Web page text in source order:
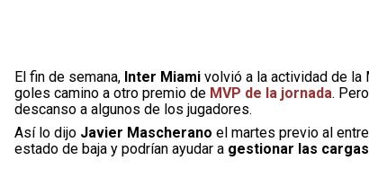
El fin de semana, Inter Miami volvió a la actividad de la
goles camino a otro premio de MVP de la jornada.
descanso a algunos de los jugadores.
Así lo dijo Javier Mascherano el martes previo al
estado de baja y podrían ayudar a gestionar las